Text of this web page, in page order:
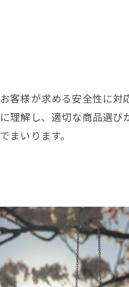
お客様が求める安全性に
に理解し、適切な商品選
でまいります。